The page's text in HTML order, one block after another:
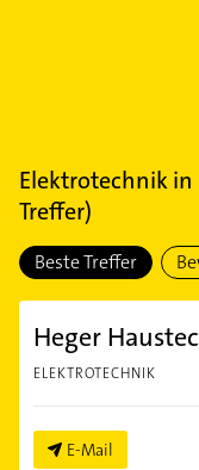
Elektrotechnikin
Treffer)
Beste Treffer
Heger
ELEKTROTECHNIK
E-Mail